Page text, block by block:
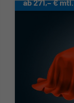
ab 271,– € mtl.